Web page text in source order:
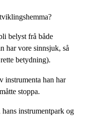
belyst frå både
har vore sinnsjuk, så
betydning).
instrumenta han har
stoppa.
instrumentpark og